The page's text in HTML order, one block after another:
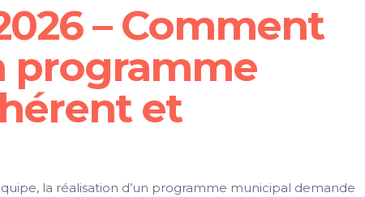
– Comment
programme
et
la réalisation d’un programme municipal demande